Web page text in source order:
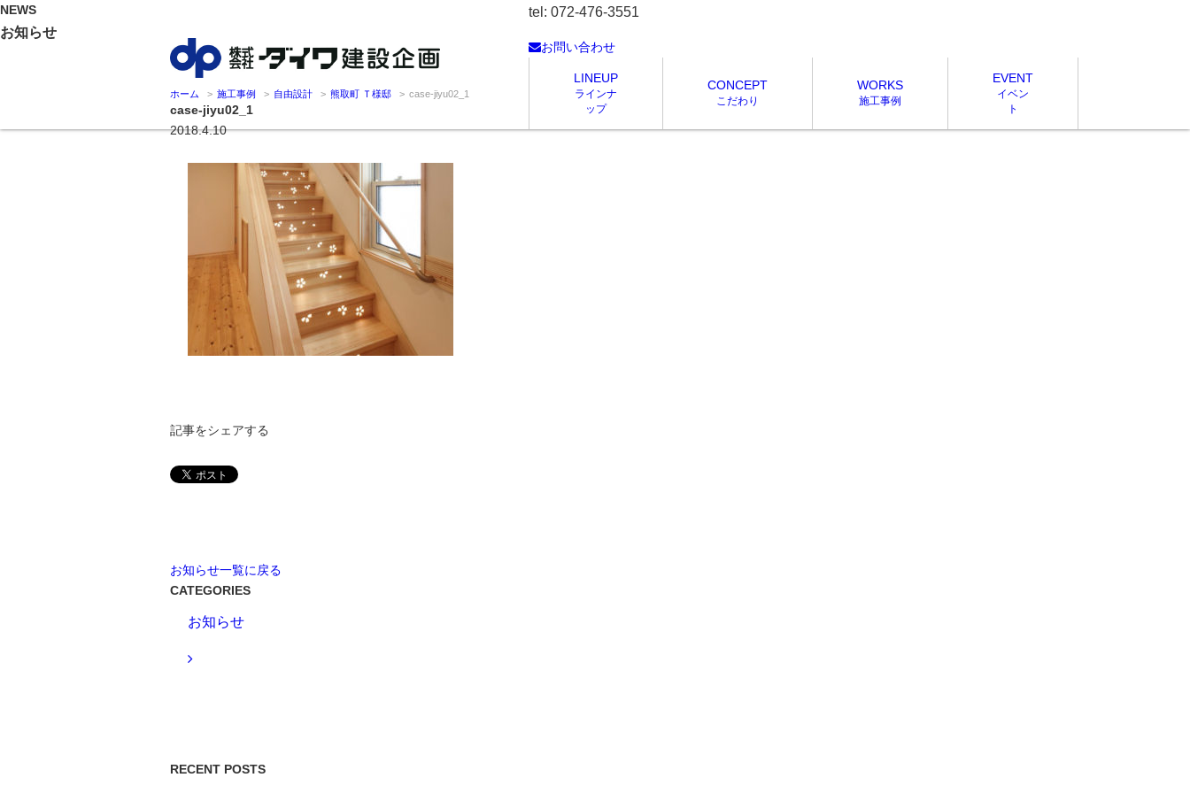
tel: 072-476-3551
お問い合わせ
LINEUP
ラインナ
ップ
CONCEPT
こだわり
WORKS
施工事例
EVENT
イベン
ト
NEWS
お知らせ
ホーム 施工事例 自由設計 熊取町 Ｔ様邸 case-jiyu02_1
case-jiyu02_1
2018.4.10
記事をシェアする
お知らせ一覧に戻る
CATEGORIES
お知らせ
RECENT POSTS